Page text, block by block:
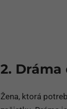
2. Dráma
Žena, ktorá